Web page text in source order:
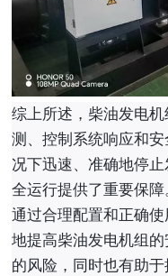
综上所述，柴油发电
测、控制系统响应和
况下迅速、准确地停
全运行提供了重要保障
通过合理配置和正确
地提高柴油发电机组
的风险，同时也有助